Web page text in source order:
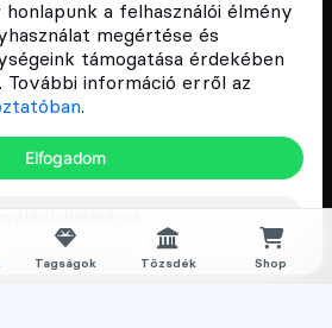
Tagságok Tőzsdék Shop
a felhasználói élmény
megértése és
támogatása érdekében
További információ erről az
.
Elfogadom
biztosítsa a hazai közösség
oktatását és fejlődését.
Oldalak
Árfolyamok
Rólunk